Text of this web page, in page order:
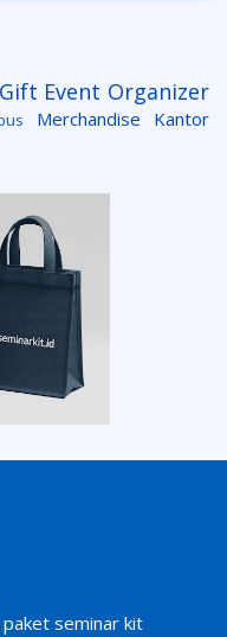
Event Organizer
Merchandise Kantor
seminar kit